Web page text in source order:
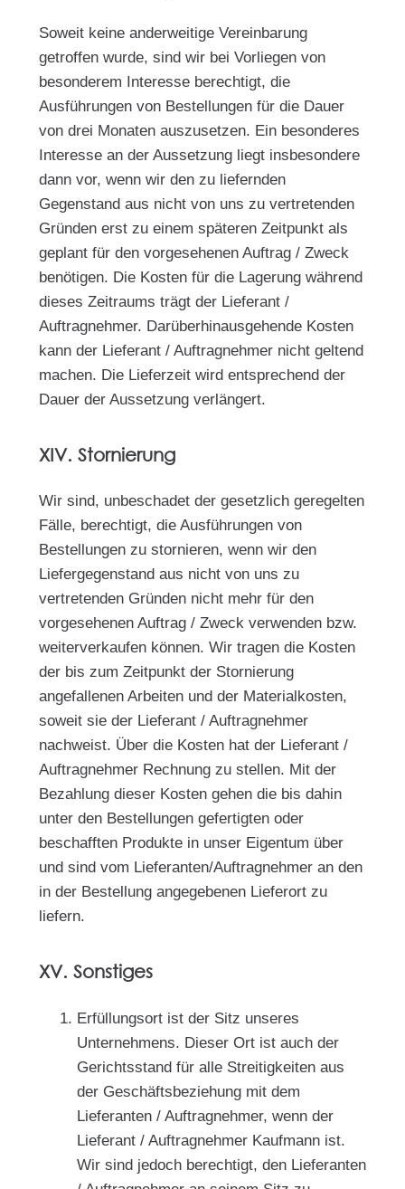
Soweit keine anderweitige Vereinbarung
getroffen wurde, sind wir bei Vorliegen von
besonderem Interesse berechtigt, die
Ausführungen von Bestellungen für die Dauer
von drei Monaten auszusetzen. Ein besonderes
Interesse an der Aussetzung liegt insbesondere
dann vor, wenn wir den zu liefernden
Gegenstand aus nicht von uns zu vertretenden
Gründen erst zu einem späteren Zeitpunkt als
geplant für den vorgesehenen Auftrag / Zweck
benötigen. Die Kosten für die Lagerung während
dieses Zeitraums trägt der Lieferant /
Auftragnehmer. Darüberhinausgehende Kosten
kann der Lieferant / Auftragnehmer nicht geltend
machen. Die Lieferzeit wird entsprechend der
Dauer der Aussetzung verlängert.
XIV. Stornierung
Wir sind, unbeschadet der gesetzlich geregelten
Fälle, berechtigt, die Ausführungen von
Bestellungen zu stornieren, wenn wir den
Liefergegenstand aus nicht von uns zu
vertretenden Gründen nicht mehr für den
vorgesehenen Auftrag / Zweck verwenden bzw.
weiterverkaufen können. Wir tragen die Kosten
der bis zum Zeitpunkt der Stornierung
angefallenen Arbeiten und der Materialkosten,
soweit sie der Lieferant / Auftragnehmer
nachweist. Über die Kosten hat der Lieferant /
Auftragnehmer Rechnung zu stellen. Mit der
Bezahlung dieser Kosten gehen die bis dahin
unter den Bestellungen gefertigten oder
beschafften Produkte in unser Eigentum über
und sind vom Lieferanten/Auftragnehmer an den
in der Bestellung angegebenen Lieferort zu
liefern.
XV. Sonstiges
Erfüllungsort ist der Sitz unseres
Unternehmens. Dieser Ort ist auch der
Gerichtsstand für alle Streitigkeiten aus
der Geschäftsbeziehung mit dem
Lieferanten / Auftragnehmer, wenn der
Lieferant / Auftragnehmer Kaufmann ist.
Wir sind jedoch berechtigt, den Lieferanten